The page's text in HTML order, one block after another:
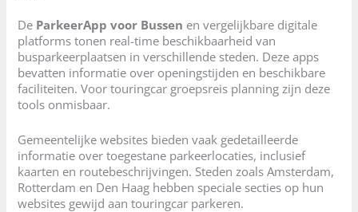
De ParkeerApp voor Bussen en vergelijkbare digitale
platforms tonen real-time beschikbaarheid van
busparkeerplaatsen in verschillende steden. Deze apps
bevatten informatie over openingstijden en beschikbare
faciliteiten. Voor touringcar groepsreis planning zijn deze
tools onmisbaar.
Gemeentelijke websites bieden vaak gedetailleerde
informatie over toegestane parkeerlocaties, inclusief
kaarten en routebeschrijvingen. Steden zoals Amsterdam,
Rotterdam en Den Haag hebben speciale secties op hun
websites gewijd aan touringcar parkeren.